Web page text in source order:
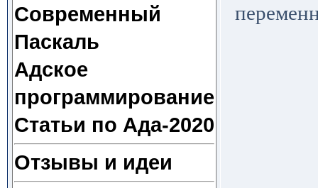
Современный
Паскаль
Адское
программирование
Статьи по Ада-2020
Отзывы и идеи